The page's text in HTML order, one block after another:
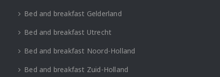
Bed and breakfast Gelderland
Bed and breakfast Utrecht
Bed and breakfast Noord-Holland
Bed and breakfast Zuid-Holland